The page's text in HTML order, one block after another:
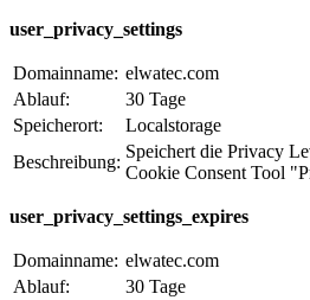
user_privacy_settings
Domainname: elwatec.com
Ablauf:
30 Tage
Speicherort:
Localstorage
Beschreibung:
Speichert die Privacy
Cookie Consent Tool
user_privacy_settings_expires
Domainname: elwatec.com
Ablauf:
30 Tage